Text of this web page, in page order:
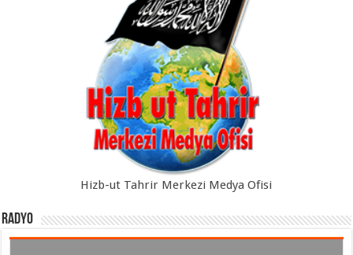
Hizb-ut Tahrir Merkezi Medya Ofisi
Radyo